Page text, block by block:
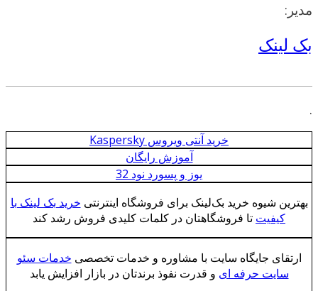
مدیر:
بک لینک
.
خرید آنتی ویروس Kaspersky
آموزش رایگان
یوز و پسورد نود 32
بهترین شیوه خرید بک‌لینک برای فروشگاه اینترنتی خرید بک لینک با
کیفیت تا فروشگاهتان در کلمات کلیدی فروش رشد کند
ارتقای جایگاه سایت با مشاوره و خدمات تخصصی خدمات سئو
سایت حرفه ای و قدرت نفوذ برندتان در بازار افزایش یابد